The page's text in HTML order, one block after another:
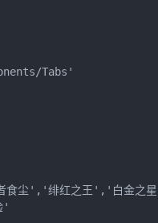
Tabs'
尘','绯红之王','白金之